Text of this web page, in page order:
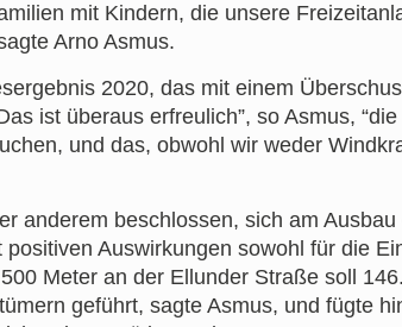
mit Kindern, die unsere
Arno Asmus.
2020, das mit einem
ist überaus erfreulich”, so Asmus,
und das, obwohl wir weder
anderem beschlossen, sich am
Auswirkungen sowohl für die
Meter an der Ellunder Straße soll
geführt, sagte Asmus, und fügte